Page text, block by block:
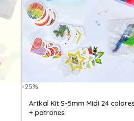
-25%
Artkal Kit S-5mm Midi 24
+ patrones